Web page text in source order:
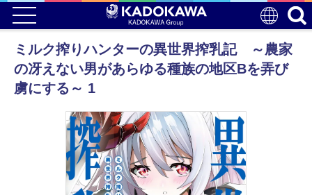
ミルク搾りハンターの異世界搾乳記 ～農家
の冴えない男があらゆる種族の地区Bを弄び
虜にする～ 1